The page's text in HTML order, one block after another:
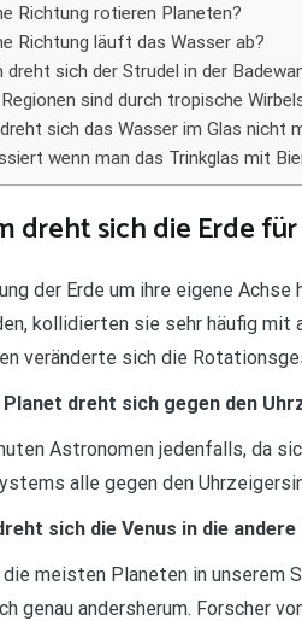
Richtung rotieren Planeten?
Richtung läuft das Wasser ab?
dreht sich der Strudel in der
sind durch tropische
sich das Wasser im Glas nicht
wenn man das Trinkglas mit
dreht sich die Erde
der Erde um ihre eigene
kollidierten sie sehr häufig mit
veränderte sich die
dreht sich gegen den
Astronomen jedenfalls, da
alle gegen den
sich die Venus in die andere
die meisten Planeten in unserem
genau andersherum. Forscher